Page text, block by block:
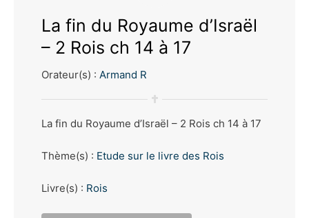
La fin du Royaume d’Israël
– 2 Rois ch 14 à 17
Orateur(s) : Armand R
La fin du Royaume d’Israël – 2 Rois ch 14 à 17
Thème(s) : Etude sur le livre des Rois
Livre(s) : Rois